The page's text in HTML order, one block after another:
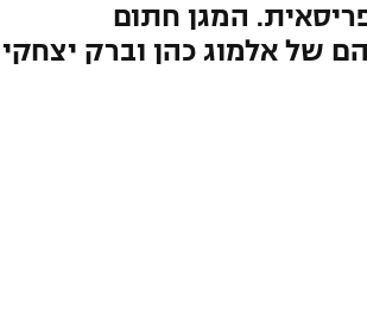
המגן חתום
של אלמוג כהן וברק יצחקי